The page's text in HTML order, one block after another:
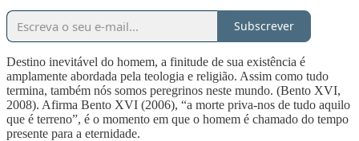
Subscrever
Destino inevitável do homem, a finitude de sua existência é
amplamente abordada pela teologia e religião. Assim como tudo
termina, também nós somos peregrinos neste mundo. (Bento XVI,
2008). Afirma Bento XVI (2006), “a morte priva-nos de tudo aquilo
que é terreno”, é o momento em que o homem é chamado do tempo
presente para a eternidade.